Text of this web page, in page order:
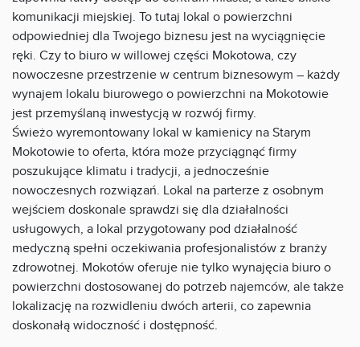
komunikacji miejskiej. To tutaj lokal o powierzchni
odpowiedniej dla Twojego biznesu jest na wyciągnięcie
ręki. Czy to biuro w willowej części Mokotowa, czy
nowoczesne przestrzenie w centrum biznesowym – każdy
wynajem lokalu biurowego o powierzchni na Mokotowie
jest przemyślaną inwestycją w rozwój firmy.
Świeżo wyremontowany lokal w kamienicy na Starym
Mokotowie to oferta, która może przyciągnąć firmy
poszukujące klimatu i tradycji, a jednocześnie
nowoczesnych rozwiązań. Lokal na parterze z osobnym
wejściem doskonale sprawdzi się dla działalności
usługowych, a lokal przygotowany pod działalność
medyczną spełni oczekiwania profesjonalistów z branży
zdrowotnej. Mokotów oferuje nie tylko wynajęcia biuro o
powierzchni dostosowanej do potrzeb najemców, ale także
lokalizację na rozwidleniu dwóch arterii, co zapewnia
doskonałą widoczność i dostępność.